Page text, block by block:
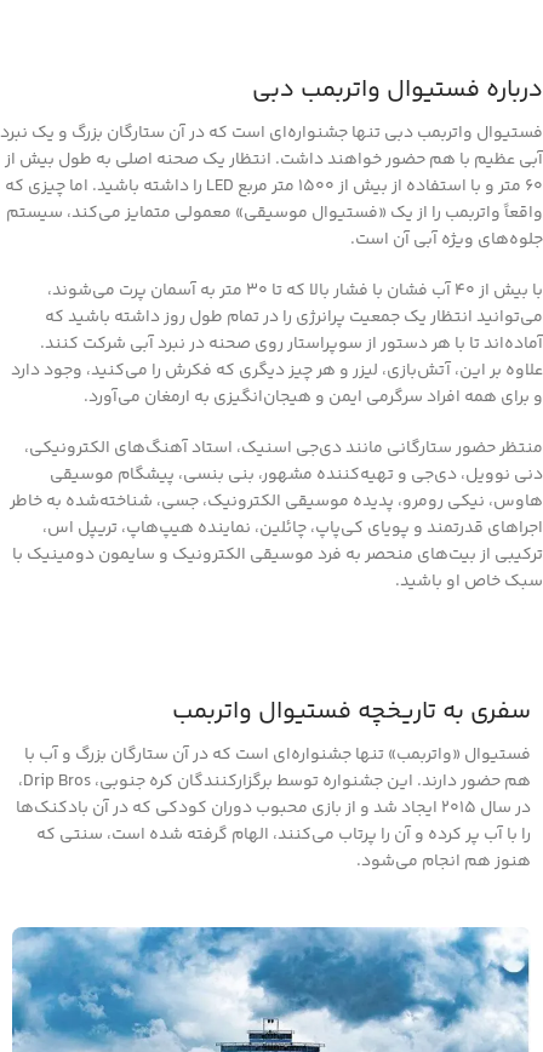
درباره فستیوال واتربمب دبی
فستیوال واتربمب دبی تنها جشنواره‌ای است که در آن ستارگان بزرگ و یک نبرد
آبی عظیم با هم حضور خواهند داشت. انتظار یک صحنه اصلی به طول بیش از
۶۰ متر و با استفاده از بیش از ۱۵۰۰ متر مربع LED را داشته باشید. اما چیزی که
واقعاً واتربمب را از یک «فستیوال موسیقی» معمولی متمایز می‌کند، سیستم
جلوه‌های ویژه آبی آن است.
با بیش از ۴۰ آب فشان با فشار بالا که تا ۳۰ متر به آسمان پرت می‌شوند،
می‌توانید انتظار یک جمعیت پرانرژی را در تمام طول روز داشته باشید که
آماده‌اند تا با هر دستور از سوپراستار روی صحنه در نبرد آبی شرکت کنند.
علاوه بر این، آتش‌بازی، لیزر و هر چیز دیگری که فکرش را می‌کنید، وجود دارد
و برای همه افراد سرگرمی ایمن و هیجان‌انگیزی به ارمغان می‌آورد.
منتظر حضور ستارگانی مانند دی‌جی اسنیک، استاد آهنگ‌های الکترونیکی،
دنی نوویل، دی‌جی و تهیه‌کننده مشهور، بنی بنسی، پیشگام موسیقی
هاوس، نیکی رومرو، پدیده موسیقی الکترونیک، جسی، شناخته‌شده به خاطر
اجراهای قدرتمند و پویای کی‌پاپ، چائلین، نماینده هیپ‌هاپ، تریپل اس،
ترکیبی از بیت‌های منحصر به فرد موسیقی الکترونیک و سایمون دومینیک با
سبک خاص او باشید.
سفری به تاریخچه فستیوال واتربمب
فستیوال «واتربمب» تنها جشنواره‌ای است که در آن ستارگان بزرگ و آب با
هم حضور دارند. این جشنواره توسط برگزارکنندگان کره جنوبی، Drip Bros،
در سال ۲۰۱۵ ایجاد شد و از بازی محبوب دوران کودکی که در آن بادکنک‌ها
را با آب پر کرده و آن را پرتاب می‌کنند، الهام گرفته شده است، سنتی که
هنوز هم انجام می‌شود.